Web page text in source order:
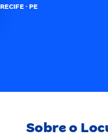
RECIFE · PE
Sobre o